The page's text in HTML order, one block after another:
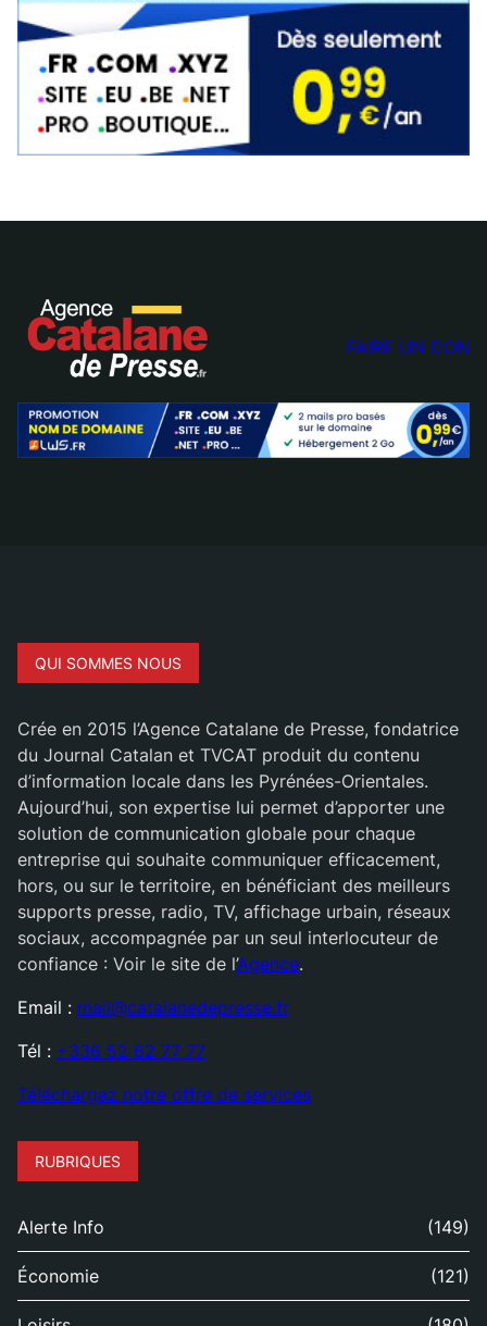
FAIRE UN DON
QUI SOMMES NOUS
Crée en 2015 l’Agence Catalane de Presse, fondatrice
du Journal Catalan et TVCAT produit du contenu
d’information locale dans les Pyrénées-Orientales.
Aujourd’hui, son expertise lui permet d’apporter une
solution de communication globale pour chaque
entreprise qui souhaite communiquer efficacement,
hors, ou sur le territoire, en bénéficiant des meilleurs
supports presse, radio, TV, affichage urbain, réseaux
sociaux, accompagnée par un seul interlocuteur de
confiance : Voir le site de l’Agence.
Email : mail@catalanedepresse.fr
Tél : +336 52 62 77 77
Téléchargez notre offre de services
RUBRIQUES
Alerte Info (149)
Économie (121)